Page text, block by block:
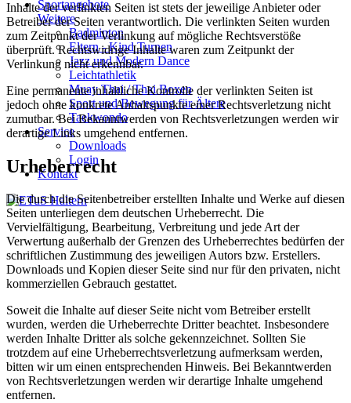
Sportangebote
Weitere
Badminton
Eltern - Kind Turnen
Jazz und Modern Dance
Leichtathletik
Muay Thai / Thai Boxen
Sport und Bewegung für Ältere
Taekwondo
Service
Downloads
Login
Kontakt
Inhalte der verlinkten Seiten ist stets der jeweilige Anbieter oder
Betreiber der Seiten verantwortlich. Die verlinkten Seiten wurden
zum Zeitpunkt der Verlinkung auf mögliche Rechtsverstöße
überprüft. Rechtswidrige Inhalte waren zum Zeitpunkt der
Verlinkung nicht erkennbar.
Eine permanente inhaltliche Kontrolle der verlinkten Seiten ist
jedoch ohne konkrete Anhaltspunkte einer Rechtsverletzung nicht
zumutbar. Bei Bekanntwerden von Rechtsverletzungen werden wir
derartige Links umgehend entfernen.
Urheberrecht
Die durch die Seitenbetreiber erstellten Inhalte und Werke auf diesen
Seiten unterliegen dem deutschen Urheberrecht. Die
Vervielfältigung, Bearbeitung, Verbreitung und jede Art der
Verwertung außerhalb der Grenzen des Urheberrechtes bedürfen der
schriftlichen Zustimmung des jeweiligen Autors bzw. Erstellers.
Downloads und Kopien dieser Seite sind nur für den privaten, nicht
kommerziellen Gebrauch gestattet.
Soweit die Inhalte auf dieser Seite nicht vom Betreiber erstellt
wurden, werden die Urheberrechte Dritter beachtet. Insbesondere
werden Inhalte Dritter als solche gekennzeichnet. Sollten Sie
trotzdem auf eine Urheberrechtsverletzung aufmerksam werden,
bitten wir um einen entsprechenden Hinweis. Bei Bekanntwerden
von Rechtsverletzungen werden wir derartige Inhalte umgehend
entfernen.